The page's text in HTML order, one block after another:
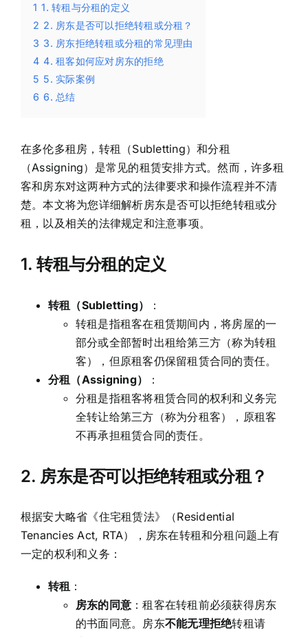
1 1. 转租与分租的定义
2 2. 房东是否可以拒绝转租或分租？
3 3. 房东拒绝转租或分租的常见理由
4 4. 租客如何应对房东的拒绝
5 5. 实际案例
6 6. 总结
在多伦多租房，转租（Subletting）和分租
（Assigning）是常见的租赁安排方式。然而，许多租
客和房东对这两种方式的法律要求和操作流程并不清
楚。本文将为您详细解析房东是否可以拒绝转租或分
租，以及相关的法律规定和注意事项。
1. 转租与分租的定义
转租（Subletting）
：
转租是指租客在租赁期间内，将房屋的一
部分或全部暂时出租给第三方（称为转租
客），但原租客仍保留租赁合同的责任。
分租（Assigning）
：
分租是指租客将租赁合同的权利和义务完
全转让给第三方（称为分租客），原租客
不再承担租赁合同的责任。
2. 房东是否可以拒绝转租或分租？
根据安大略省《住宅租赁法》（Residential
Tenancies Act, RTA），房东在转租和分租问题上有
一定的权利和义务：
转租 ：
房东的同意 ：租客在转租前必须获得房东
的书面同意。房东不能无理拒绝转租请